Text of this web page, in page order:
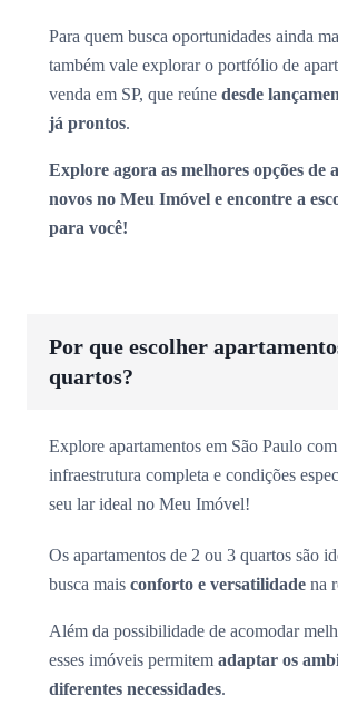
Para quem busca oportunidades ainda
também vale explorar o portfólio de
venda em SP, que reúne desde
já prontos.
Explore agora as melhores opções de
novos no Meu Imóvel e encontre a
para você!
Por que escolher
quartos?
Explore apartamentos em São Paulo
infraestrutura completa e condições
seu lar ideal no Meu Imóvel!
Os apartamentos de 2 ou 3 quartos são
busca mais conforto e versatilidade na
Além da possibilidade de acomodar
esses imóveis permitem adaptar os
diferentes necessidades.